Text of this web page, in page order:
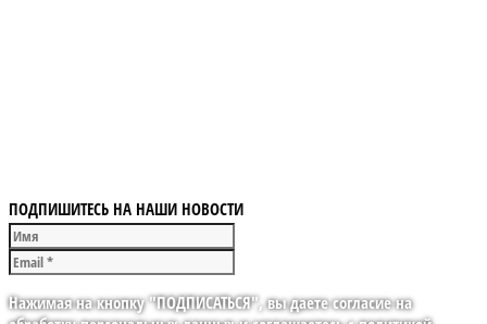
ПОДПИШИТЕСЬ НА НАШИ НОВОСТИ
Нажимая на кнопку "ПОДПИСАТЬСЯ", вы даете согласие на